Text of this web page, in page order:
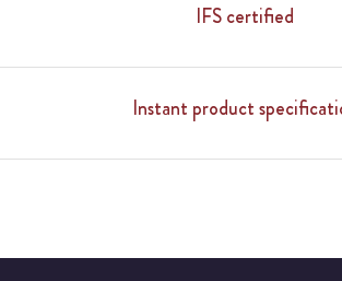
IFS certified
Instant product